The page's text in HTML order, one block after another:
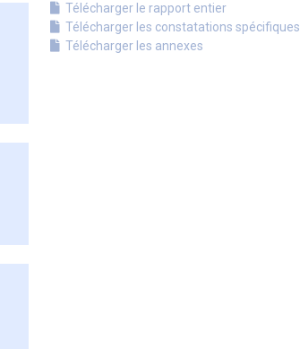
Télécharger le rapport entier
Télécharger les constatations spécifiques
Télécharger les annexes